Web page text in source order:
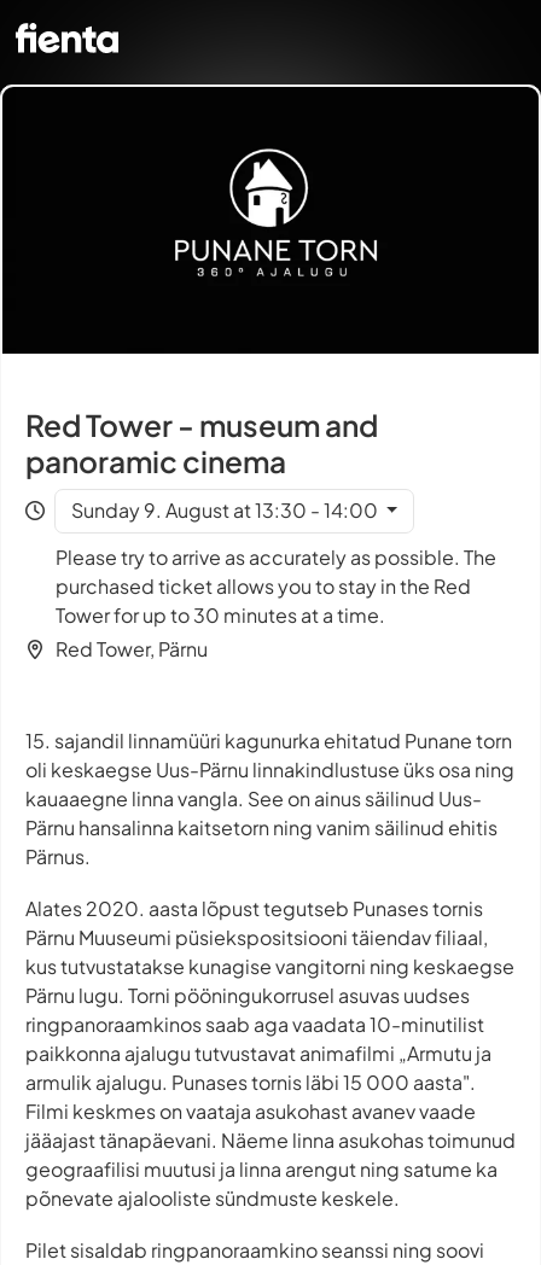
Red Tower - museum and
panoramic cinema
Sunday 9. August at 13:30 - 14:00
Please try to arrive as accurately as possible. The
purchased ticket allows you to stay in the Red
Tower for up to 30 minutes at a time.
Red Tower, Pärnu
15. sajandil linnamüüri kagunurka ehitatud Punane torn
oli keskaegse Uus-Pärnu linnakindlustuse üks osa ning
kauaaegne linna vangla. See on ainus säilinud Uus-
Pärnu hansalinna kaitsetorn ning vanim säilinud ehitis
Pärnus.
Alates 2020. aasta lõpust tegutseb Punases tornis
Pärnu Muuseumi püsiekspositsiooni täiendav filiaal,
kus tutvustatakse kunagise vangitorni ning keskaegse
Pärnu lugu. Torni pööningukorrusel asuvas uudses
ringpanoraamkinos saab aga vaadata 10-minutilist
paikkonna ajalugu tutvustavat animafilmi „Armutu ja
armulik ajalugu. Punases tornis läbi 15 000 aasta".
Filmi keskmes on vaataja asukohast avanev vaade
jääajast tänapäevani. Näeme linna asukohas toimunud
geograafilisi muutusi ja linna arengut ning satume ka
põnevate ajalooliste sündmuste keskele.
Pilet sisaldab ringpanoraamkino seanssi ning soovi